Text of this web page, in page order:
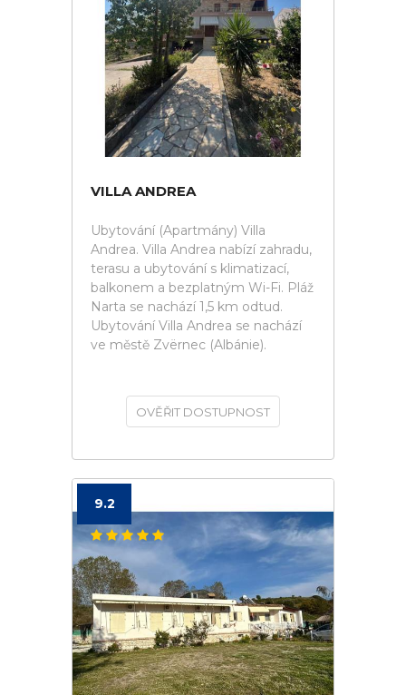
VILLA ANDREA
Ubytování (Apartmány) Villa
Andrea. Villa Andrea nabízí zahradu,
terasu a ubytování s klimatizací,
balkonem a bezplatným Wi-Fi. Pláž
Narta se nachází 1,5 km odtud.
Ubytování Villa Andrea se nachází
ve městě Zvërnec (Albánie).
OVĚŘIT DOSTUPNOST
9.2